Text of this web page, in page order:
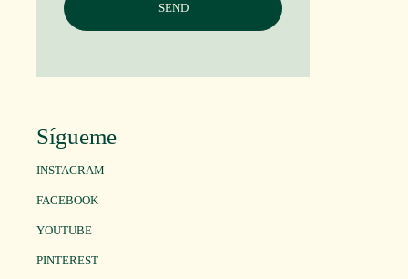
Sígueme
INSTAGRAM
FACEBOOK
YOUTUBE
PINTEREST